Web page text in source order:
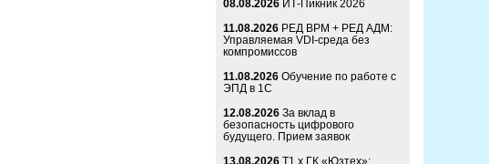
08.08.2026 ИТ-Пикник 2026
11.08.2026 РЕД ВРМ + РЕД АДМ:
Управляемая VDI-среда без
компромиссов
11.08.2026 Обучение по работе с
ЭПД в 1С
12.08.2026 За вклад в
безопасность цифрового
будущего. Прием заявок